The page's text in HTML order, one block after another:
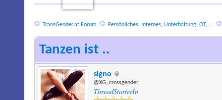
TransGender.at Forum Persönliches, Internes, Unterhaltung, OT, ...
Tanzen ist ..
signo
@XG_crossgender
ThreadStarterIn